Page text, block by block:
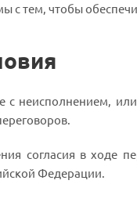
с тем, чтобы
с неисполнением,
согласия в ходе
Федерации.